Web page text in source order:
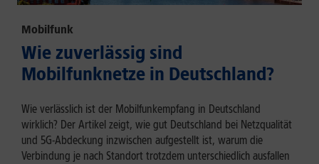
Mobilfunk
Wie zuverlässig sind
Mobilfunknetze in Deutschland?
Wie verlässlich ist der Mobilfunkempfang in Deutschland
wirklich? Der Artikel zeigt, wie gut Deutschland bei Netzqualität
und 5G-Abdeckung inzwischen aufgestellt ist, warum die
Verbindung je nach Standort trotzdem unterschiedlich ausfallen